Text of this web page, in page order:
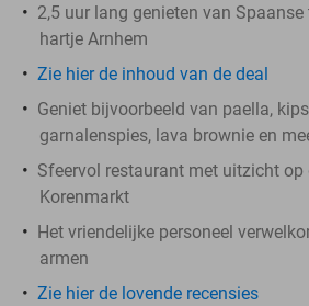
2,5 uur lang genieten van
hartje Arnhem
Zie hierde inhoud van de deal
Geniet bijvoorbeeld van paella,
garnalenspies, lava brownie en
Sfeervol restaurant met uitzicht op
Korenmarkt
Het vriendelijke personeel
armen
Zie hier de lovende recensies